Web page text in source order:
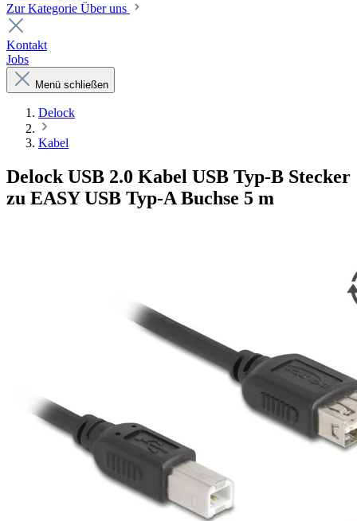
Zur Kategorie Über uns
Kontakt
Jobs
Menü schließen
Delock
Kabel
Delock USB 2.0 Kabel USB Typ-B Stecker
zu EASY USB Typ-A Buchse 5 m